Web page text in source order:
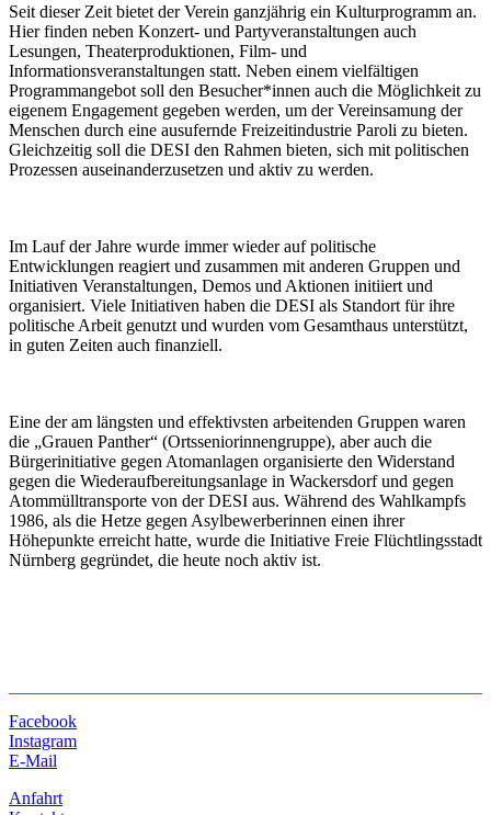
Seit dieser Zeit bietet der Verein ganzjährig ein Kulturprogramm an.
Hier finden neben Konzert- und Partyveranstaltungen auch
Lesungen, Theaterproduktionen, Film- und
Informationsveranstaltungen statt. Neben einem vielfältigen
Programmangebot soll den Besucher*innen auch die Möglichkeit zu
eigenem Engagement gegeben werden, um der Vereinsamung der
Menschen durch eine ausufernde Freizeitindustrie Paroli zu bieten.
Gleichzeitig soll die DESI den Rahmen bieten, sich mit politischen
Prozessen auseinanderzusetzen und aktiv zu werden.
Im Lauf der Jahre wurde immer wieder auf politische
Entwicklungen reagiert und zusammen mit anderen Gruppen und
Initiativen Veranstaltungen, Demos und Aktionen initiiert und
organisiert. Viele Initiativen haben die DESI als Standort für ihre
politische Arbeit genutzt und wurden vom Gesamthaus unterstützt,
in guten Zeiten auch finanziell.
Eine der am längsten und effektivsten arbeitenden Gruppen waren
die „Grauen Panther“ (Ortsseniorinnengruppe), aber auch die
Bürgerinitiative gegen Atomanlagen organisierte den Widerstand
gegen die Wiederaufbereitungsanlage in Wackersdorf und gegen
Atommülltransporte von der DESI aus. Während des Wahlkampfs
1986, als die Hetze gegen Asylbewerberinnen einen ihrer
Höhepunkte erreicht hatte, wurde die Initiative Freie Flüchtlingsstadt
Nürnberg gegründet, die heute noch aktiv ist.
Facebook
Instagram
E-Mail
Anfahrt